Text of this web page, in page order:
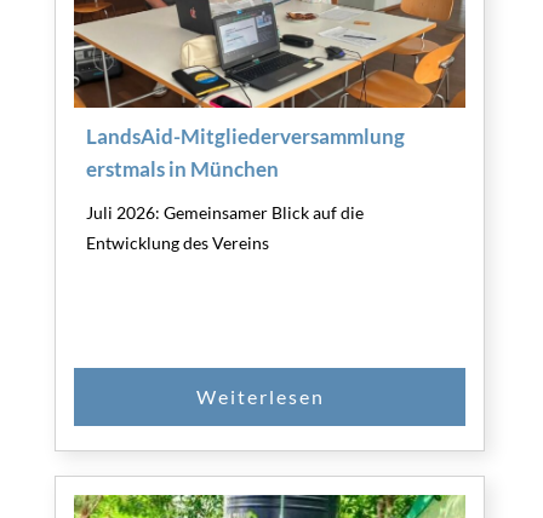
LandsAid-Mitgliederversammlung
erstmals in München
Juli 2026: Gemeinsamer Blick auf die
Entwicklung des Vereins